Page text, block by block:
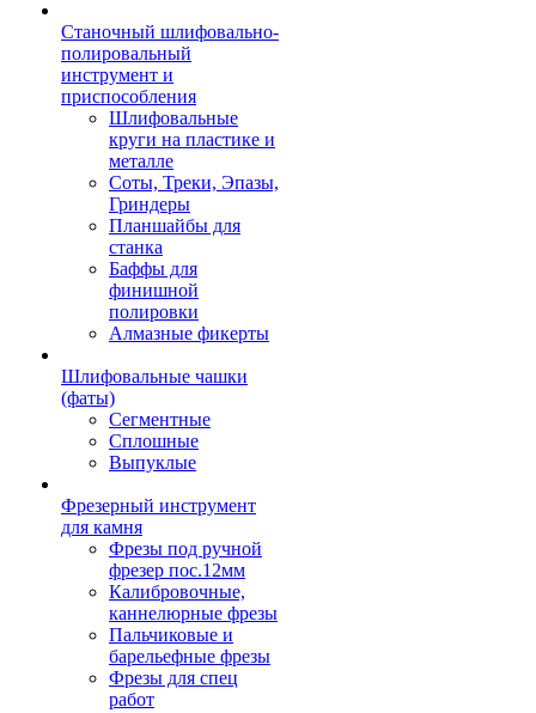
Станочный шлифовально-
полировальный
инструмент и
приспособления
Шлифовальные
круги на пластике и
металле
Соты, Треки, Эпазы,
Гриндеры
Планшайбы для
станка
Баффы для
финишной
полировки
Алмазные фикерты
Шлифовальные чашки
(фаты)
Сегментные
Сплошные
Выпуклые
Фрезерный инструмент
для камня
Фрезы под ручной
фрезер пос.12мм
Калибровочные,
каннелюрные фрезы
Пальчиковые и
барельефные фрезы
Фрезы для спец
работ